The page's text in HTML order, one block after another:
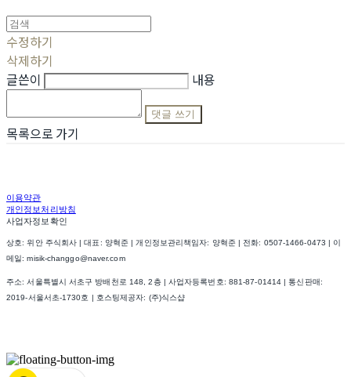
수정하기
삭제하기
글쓴이
내용
댓글 쓰기
목록으로 가기
이용약관
개인정보처리방침
사업자정보확인
상호: 위안 주식회사 | 대표: 양혁준 | 개인정보관리책임자: 양혁준 | 전화: 0507-1466-0473 | 이
메일: misik-changgo@naver.com
주소: 서울특별시 서초구 방배천로 148, 2층 | 사업자등록번호: 881-87-01414 | 통신판매:
2019-서울서초-1730호
| 호스팅제공자: (주)식스샵